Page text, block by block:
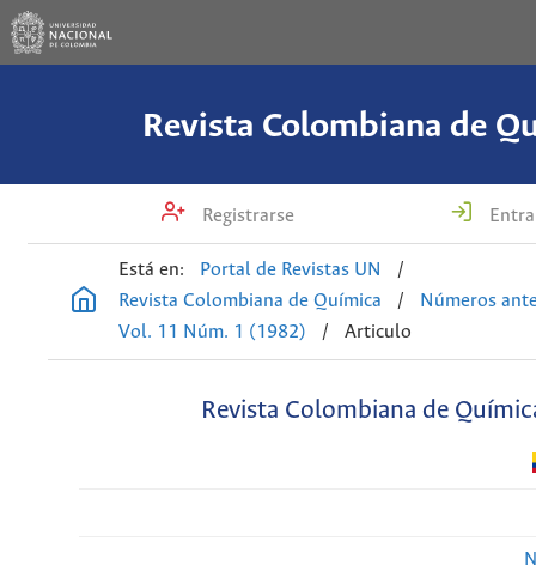
Revista Colombiana de
Registrarse
Está en: Portal de Revistas UN
/
Revista Colombiana de Química
/
Números
Vol. 11 Núm. 1 (1982)
/ Articulo
Revista Colombiana de